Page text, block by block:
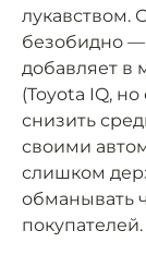
лукавством.
безобидно —
добавляет в
(Toyota IQ,
снизить
своими
слишком
обманывать
покупателей.